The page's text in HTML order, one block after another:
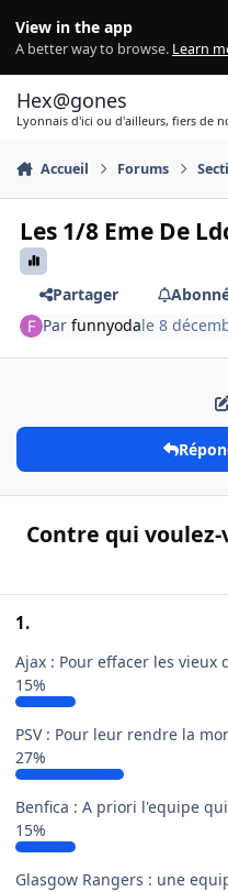
View in the app
A better way to browse. Learn
Hex@gones
Lyonnais d'ici ou d'ailleurs, fiers de
Accueil Forums
Les 1/8 Eme De
Partager
Parfunnyodale 8
Contre qui
1.
Ajax : Pour effacer les vieux
15%
PSV : Pour leur rendre la
27%
Benfica : A priori l'equipe
15%
Glasgow Rangers : une